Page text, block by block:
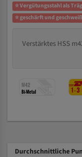
⭐ Vergütungsstahl als
⭐ geschärft und
Verstärktes HSS
Durchschnittliche